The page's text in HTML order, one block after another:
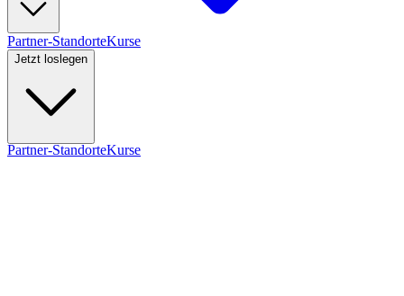
Partner-StandorteKurse
Jetzt loslegen
Partner-StandorteKurse